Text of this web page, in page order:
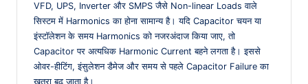
VFD, UPS, Inverter और SMPS जैसे Non-linear Loads वाले
सिस्टम में Harmonics का होना सामान्य है। यदि Capacitor चयन या
इंस्टॉलेशन के समय Harmonics को नजरअंदाज किया जाए, तो
Capacitor पर अत्यधिक Harmonic Current बहने लगता है। इससे
ओवर-हीटिंग, इंसुलेशन डैमेज और समय से पहले Capacitor Failure का
खतरा बढ़ जाता है।